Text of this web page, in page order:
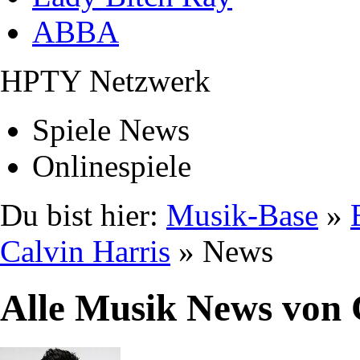
ABBA
HPTY Netzwerk
Spiele News
Onlinespiele
Du bist hier: Musik-Base »
Calvin Harris » News
Alle Musik News